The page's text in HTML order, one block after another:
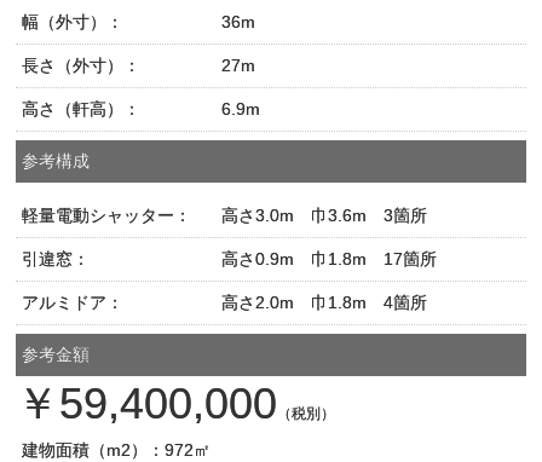
幅（外寸）： 36m
長さ（外寸）： 27m
高さ（軒高）： 6.9m
参考構成
軽量電動シャッター： 高さ3.0m 巾3.6m 3箇所
引違窓： 高さ0.9m 巾1.8m 17箇所
アルミドア： 高さ2.0m 巾1.8m 4箇所
参考金額
￥59,400,000 （税別）
建物面積（m2）：972㎡